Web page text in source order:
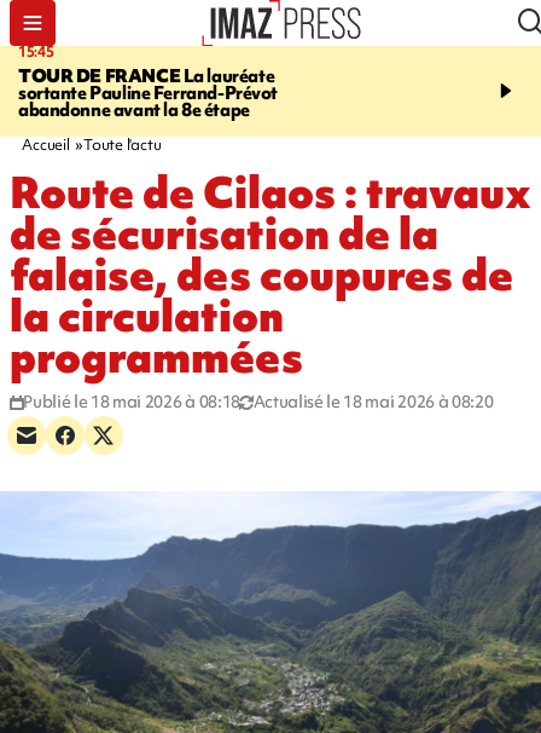
15:45
TOUR DE FRANCELa lauréate
sortante Pauline Ferrand-Prévot
abandonne avant la 8e étape
20:17
routière, concours de
Accueil Toute l'actu
Route de Cilaos : travaux
de sécurisation de la
falaise, des coupures de
la circulation
programmées
Publié le 18 mai 2026 à 08:18 Actualisé le 18 mai 2026 à 08:20